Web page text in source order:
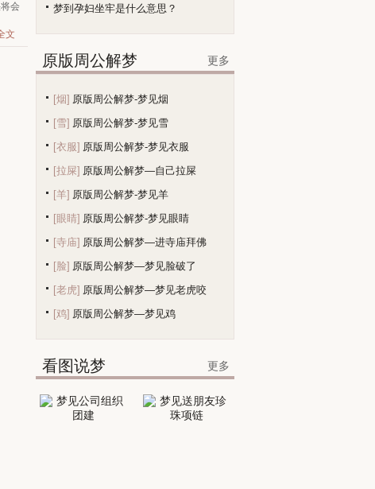
会
文
梦到孕妇坐牢是什么意思？
原版周公解梦 更多
[烟] 原版周公解梦-梦见烟
[雪] 原版周公解梦-梦见雪
[衣服] 原版周公解梦-梦见衣服
[拉屎] 原版周公解梦—自己拉屎
[羊] 原版周公解梦-梦见羊
[眼睛] 原版周公解梦-梦见眼睛
[寺庙] 原版周公解梦—进寺庙拜佛
[脸] 原版周公解梦—梦见脸破了
[老虎] 原版周公解梦—梦见老虎咬
[鸡] 原版周公解梦—梦见鸡
看图说梦 更多